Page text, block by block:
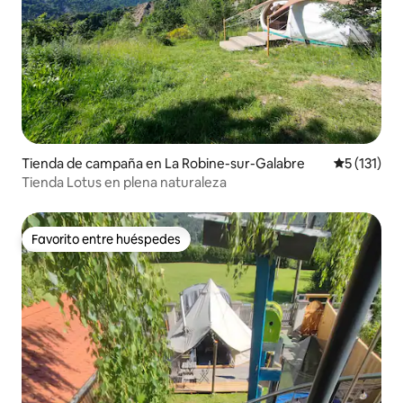
Tienda de campaña en La Robine-sur-Galabre
5 (131)
Tienda Lotus en plena naturaleza
Favorito entre huéspedes
Favorito entre huéspedes